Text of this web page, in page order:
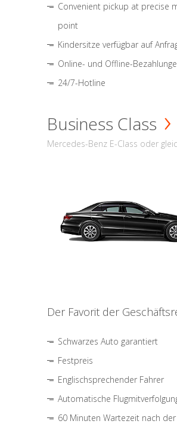
Convenient pickup at precise
point
Kindersitze verfügbar auf
Online- und Offline-
24/7-Hotline
Business Class
Mercedes-Benz E-Class oder
Der Favorit der
Schwarzes Auto garantiert
Festpreis
Englischsprechender Fahrer
Automatische
60 Minuten Wartezeit nach